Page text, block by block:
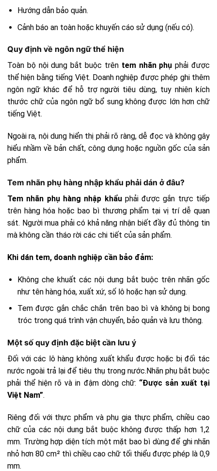
Hướng dẫn bảo quản.
Cảnh báo an toàn hoặc khuyến cáo sử dụng (nếu có).
Quy định về ngôn ngữ thể hiện
Toàn bộ nội dung bắt buộc trêntem nhãn phụ phải được
thể hiện bằng tiếng Việt. Doanh nghiệp được phép ghi thêm
ngôn ngữ khác để hỗ trợ người tiêu dùng, tuy nhiên kích
thước chữ của ngôn ngữ bổ sung không được lớn hơn chữ
tiếng Việt.
Ngoài ra, nội dung hiển thị phải rõ ràng, dễ đọc và không gây
hiểu nhầm về bản chất, công dụng hoặc nguồn gốc của sản
phẩm.
Tem nhãn phụ hàng nhập khẩu phải dán ở đâu?
Tem nhãn phụ hàng nhập khẩuphải được gắn trực tiếp
trên hàng hóa hoặc bao bì thương phẩm tại vị trí dễ quan
sát. Người mua phải có khả năng nhận biết đầy đủ thông tin
mà không cần tháo rời các chi tiết của sản phẩm.
Khi dán tem, doanh nghiệp cần bảo đảm:
Không che khuất các nội dung bắt buộc trên nhãn gốc
như tên hàng hóa, xuất xứ, số lô hoặc hạn sử dụng.
Tem được gắn chắc chắn trên bao bì và không bị bong
tróc trong quá trình vận chuyển, bảo quản và lưu thông.
Một số quy định đặc biệt cần lưu ý
Đối với các lô hàng không xuất khẩu được hoặc bị đối tác
nước ngoài trả lại để tiêu thụ trong nước.Nhãn phụ bắt buộc
phải thể hiện rõ và in đậm dòng chữ: “Được sản xuất tại
Việt Nam”.
Riêng đối với thực phẩm và phụ gia thực phẩm, chiều cao
chữ của các nội dung bắt buộc không được thấp hơn 1,2
mm. Trường hợp diện tích một mặt bao bì dùng để ghi nhãn
nhỏ hơn 80 cm² thì chiều cao chữ tối thiểu được phép là 0,9
mm.